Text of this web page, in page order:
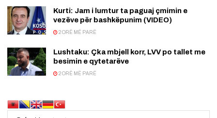
Kurti: Jam i lumtur ta paguaj çmimin e
vezëve për bashkëpunim (VIDEO)
2 ORË MË PARË
Lushtaku: Çka mbjell korr, LVV po tallet me
besimin e qytetarëve
2 ORË MË PARË